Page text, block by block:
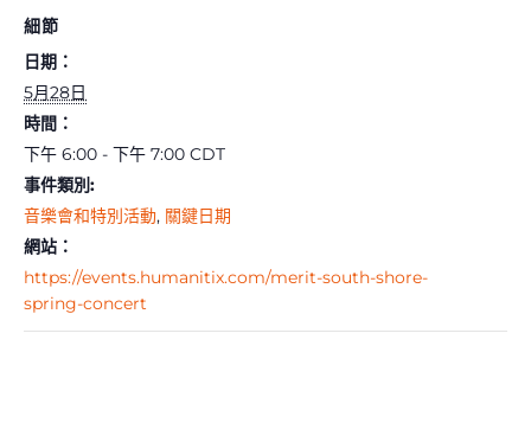
細節
日期：
5月28日
時間：
下午 6:00 - 下午 7:00 CDT
事件類別:
音樂會和特別活動, 關鍵日期
網站：
https://events.humanitix.com/merit-south-shore-
spring-concert